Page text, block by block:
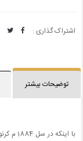
اشتراک گذاری :
توضیحات بیشتر